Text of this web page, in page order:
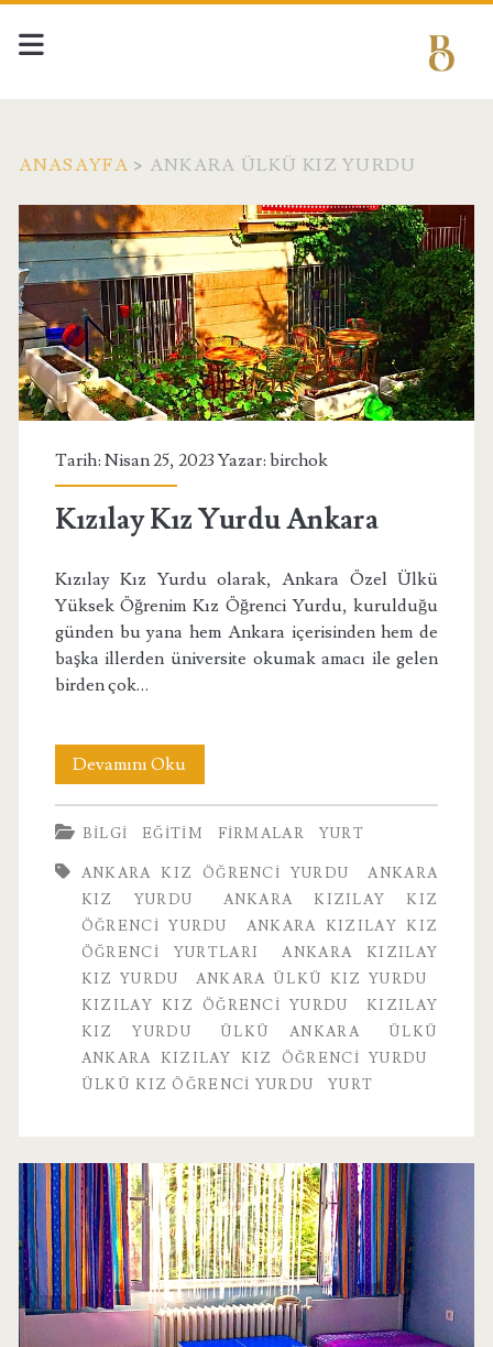
ANASAYFA > ANKARA ÜLKÜ KIZ YURDU
Etiket:
<span>Ankara
Ülkü
Kız
Yurdu</span>
Tarih: Nisan 25, 2023 Yazar: birchok
Kızılay Kız Yurdu Ankara
Kızılay Kız Yurdu olarak, Ankara Özel Ülkü
Yüksek Öğrenim Kız Öğrenci Yurdu, kurulduğu
günden bu yana hem Ankara içerisinden hem de
başka illerden üniversite okumak amacı ile gelen
birden çok…
Devamını OkuKızılay
Kız
Yurdu
Ankara
BILGI EĞITIM FIRMALAR YURT
ANKARA KIZ ÖĞRENCI YURDU
ANKARA
KIZ YURDU
ANKARA KIZILAY KIZ
ÖĞRENCI YURDU
ANKARA KIZILAY KIZ
ÖĞRENCI YURTLARI
ANKARA KIZILAY
KIZ YURDU
ANKARA ÜLKÜ KIZ YURDU
KIZILAY KIZ ÖĞRENCI YURDU
KIZILAY
KIZ YURDU
ÜLKÜ ANKARA
ÜLKÜ
ANKARA KIZILAY KIZ ÖĞRENCI YURDU
ÜLKÜ KIZ ÖĞRENCI YURDU
YURT